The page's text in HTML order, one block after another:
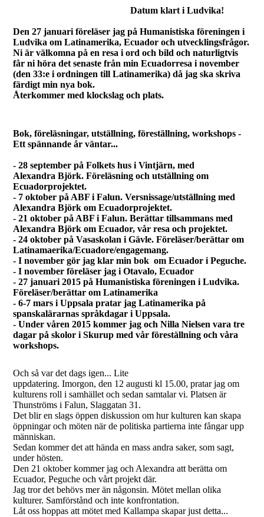
Datum klart i Ludvika!
Den 27 januari föreläser jag på Humanistiska föreningen i
Ludvika om Latinamerika, Ecuador och utvecklingsfrågor.
Ni är välkomna på en resa i ord och bild och naturligtvis
får ni höra det senaste från min Ecuadorresa i november
(den 33:e i ordningen till Latinamerika) då jag ska skriva
färdigt min nya bok.
Återkommer med klockslag och plats.
Bok, föreläsningar, utställning, föreställning, workshops -
Ett spännande år väntar...
- 28 september på Folkets hus i Vintjärn, med
Alexandra Björk. Föreläsning och utställning om
Ecuadorprojektet.
- 7 oktober på ABF i Falun. Versnissage/utställning med
Alexandra Björk om Ecuadorprojektet.
- 21 oktober på ABF i Falun. Berättar tillsammans med
Alexandra Björk om Ecuador, vår resa och projektet.
- 24 oktober på Vasaskolan i Gävle. Föreläser/berättar om
Latinamaerika/Ecuadore/engagemang.
- I november gör jag klar min bok om Ecuador i Peguche.
- I november föreläser jag i Otavalo, Ecuador
- 27 januari 2015 på Humanistiska föreningen i Ludvika.
Föreläser/berättar om Latinamerika
- 6-7 mars i Uppsala pratar jag Latinamerika på
spanskalärarnas språkdagar i Uppsala.
- Under våren 2015 kommer jag och Nilla Nielsen vara tre
dagar på skolor i Skurup med vår föreställning och våra
workshops.
Och så var det dags igen... Lite
uppdatering. Imorgon, den 12 augusti kl 15.00, pratar jag om
kulturens roll i samhället och sedan samtalar vi. Platsen är
Thunströms i Falun, Slaggatan 31.
Det blir en slags öppen diskussion om hur kulturen kan skapa
öppningar och möten när de politiska partierna inte fångar upp
människan.
Sedan kommer det att hända en mass andra saker, som sagt,
under hösten.
Den 21 oktober kommer jag och Alexandra att berätta om
Ecuador, Peguche och vårt projekt där.
Jag tror det behövs mer än någonsin. Mötet mellan olika
kulturer. Samförstånd och inte konfrontation.
Låt oss hoppas att mötet med Kallampa skapar just detta...